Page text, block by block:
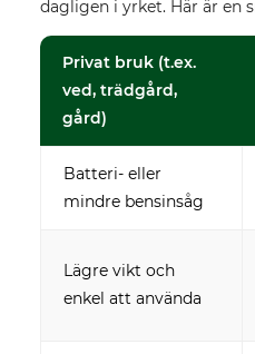
dagligen i yrket. Här är en
Privat bruk (t.ex.
ved, trädgård,
gård)
Batteri- eller
mindre bensinsåg
Lägre vikt och
enkel att använda